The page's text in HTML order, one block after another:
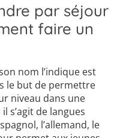
par séjour
faire un
nom l’indique est
le but de permettre
niveau dans une
s’agit de langues
l’allemand, le